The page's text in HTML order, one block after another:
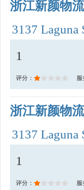
浙江新颜物
3137 Laguna
1
评分： 服
浙江新颜物
3137 Laguna
1
评分： 服